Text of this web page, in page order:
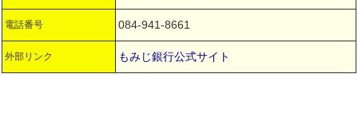
電話番号 084-941-8661
外部リンク もみじ銀行公式サイト